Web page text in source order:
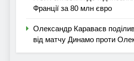
Франції за 80 млн євро
Олександр Караваєв
від матчу Динамо проти